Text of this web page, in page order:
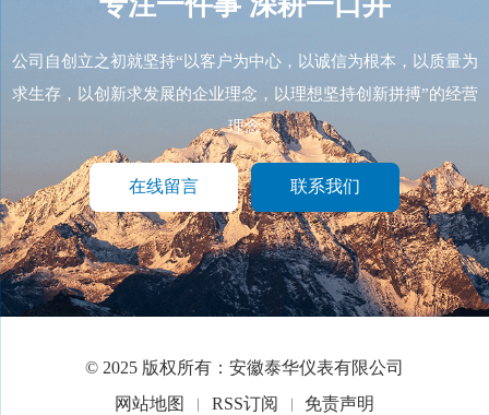
公司自创立之初就坚持“以客户为中心，以诚信为根本，以质量为
求生存，以创新求发展的企业理念，以理想坚持创新拼搏”的经营
理念
在线留言 联系我们
© 2025 版权所有：安徽泰华仪表有限公司
网站地图
RSS订阅 免责声明